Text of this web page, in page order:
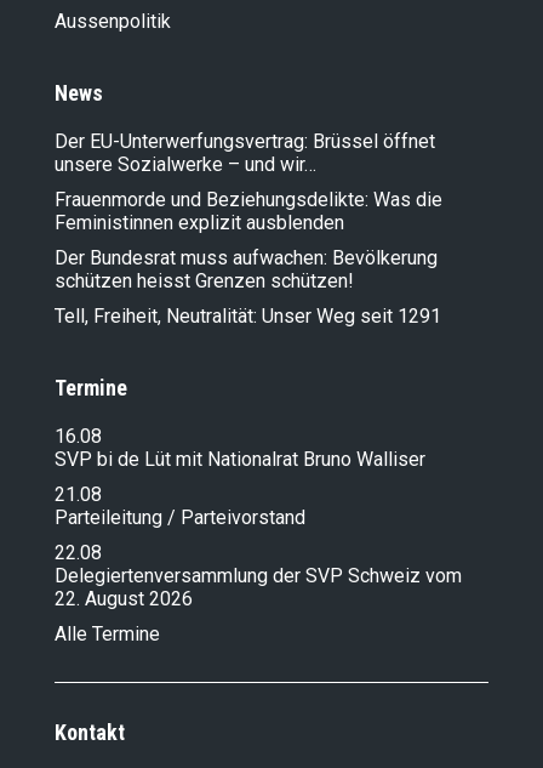
Aussenpolitik
News
Der EU-Unterwerfungsvertrag: Brüssel öffnet
unsere Sozialwerke – und wir…
Frauenmorde und Beziehungsdelikte: Was die
Feministinnen explizit ausblenden
Der Bundesrat muss aufwachen: Bevölkerung
schützen heisst Grenzen schützen!
Tell, Freiheit, Neutralität: Unser Weg seit 1291
Termine
16.08
SVP bi de Lüt mit Nationalrat Bruno Walliser
21.08
Parteileitung / Parteivorstand
22.08
Delegiertenversammlung der SVP Schweiz vom
22. August 2026
Alle Termine
Kontakt